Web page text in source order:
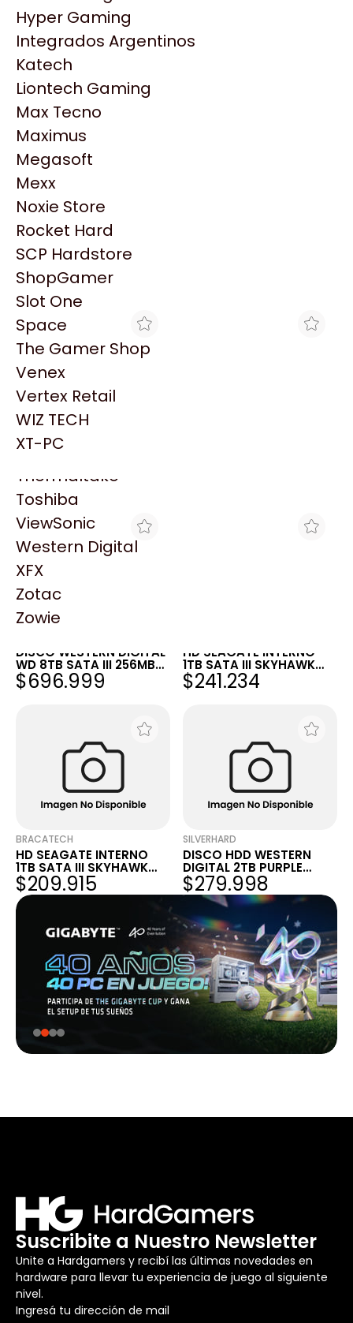
Intel
Kingston
Lenovo
Logitech
MSI
NVIDIA GeForce
NZXT
PNY
Palit
Philips
PowerColor
Razer
Redragon
Samsung
Sandisk
Sapphire
Seagate
Sentey
Solarmax
Thermaltake
Toshiba
ViewSonic
Western Digital
XFX
Zotac
Zowie
Hyper Gaming
Integrados Argentinos
Katech
Liontech Gaming
Max Tecno
Maximus
Megasoft
Mexx
Noxie Store
Rocket Hard
SCP Hardstore
ShopGamer
Slot One
Space
The Gamer Shop
Venex
Vertex Retail
WIZ TECH
XT-PC
Productos
Similares
Explorá más productos similares
HD SEAGATE INTERNO
7200 RPM
$899.430
DISCO WESTERN DIGITAL
WD 8TB SATA III 256MB
CACHE PURPLE
$696.999
HD SEAGATE INTERNO
1TB SATA III SKYHAWK
SURVEILLANCE 256MB
5400 RPM
$241.234
BRACATECH
HD SEAGATE INTERNO
1TB SATA III SKYHAWK
SURVEILLANCE 256MB
5400 RPM
$209.915
SILVERHARD
DISCO HDD WESTERN
DIGITAL 2TB PURPLE
256MB 5400 RPM SATA III
$279.998
Suscribite a Nuestro Newsletter
Unite a Hardgamers y recibí las últimas novedades en
hardware para llevar tu experiencia de juego al siguiente
nivel.